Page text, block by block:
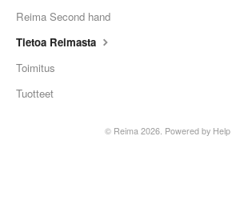
Reima Second hand
Tietoa Reimasta
Toimitus
Tuotteet
© Reima2026. Powered by